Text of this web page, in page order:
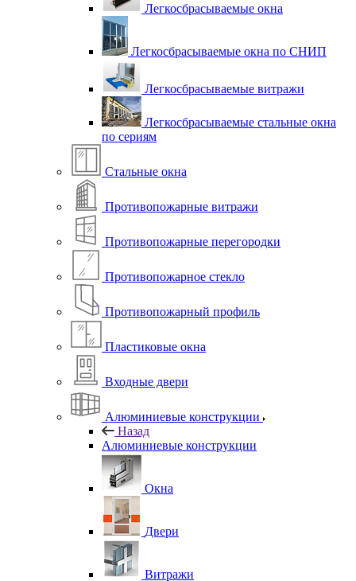
Легкосбрасываемые окна
Легкосбрасываемые окна по СНИП
Легкосбрасываемые витражи
Легкосбрасываемые стальные окна
по сериям
Стальные окна
Противопожарные витражи
Противопожарные перегородки
Противопожарное стекло
Противопожарный профиль
Пластиковые окна
Входные двери
Алюминиевые конструкции
Назад
Алюминиевые конструкции
Окна
Двери
Витражи